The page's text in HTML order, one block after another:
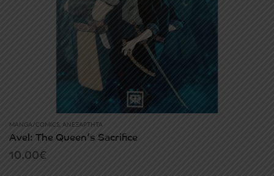
MANGA/COMICS, ΑΝΕΞΆΡΤΗΤΑ
Avel: The Queen’s Sacrifice
10.00€